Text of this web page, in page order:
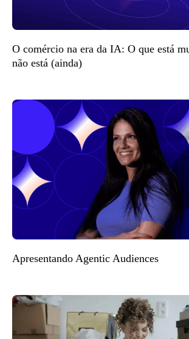
O comércio na era da IA: O que está
não está (ainda)
Apresentando Agentic Audiences